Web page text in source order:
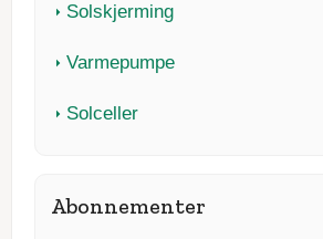
Solskjerming
Varmepumpe
Solceller
Abonnementer